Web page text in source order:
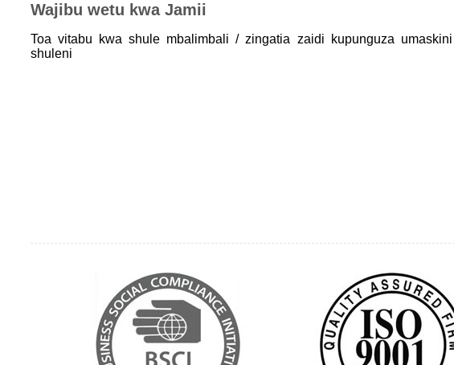
Wajibu wetu kwa Jamii
Toa vitabu kwa shule mbalimbali / zingatia zaidi kupunguza
shuleni